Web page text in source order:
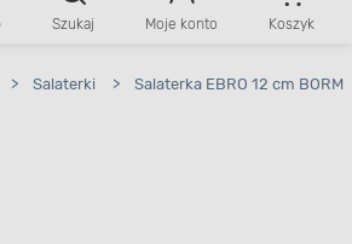
Szukaj Moje konto Koszyk
> Salaterki > Salaterka EBRO 12 cm BORM